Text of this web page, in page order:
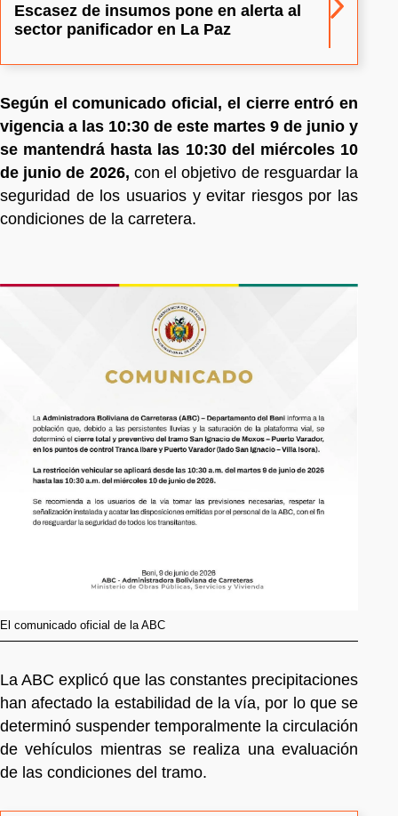
Escasez de insumos pone en alerta al
sector panificador en La Paz
Según el comunicado oficial, el cierre entró en
vigencia a las 10:30 de este martes 9 de junio y
se mantendrá hasta las 10:30 del miércoles 10
de junio de 2026, con el objetivo de resguardar la
seguridad de los usuarios y evitar riesgos por las
condiciones de la carretera.
El comunicado oficial de la ABC
La ABC explicó que las constantes precipitaciones
han afectado la estabilidad de la vía, por lo que se
determinó suspender temporalmente la circulación
de vehículos mientras se realiza una evaluación
de las condiciones del tramo.